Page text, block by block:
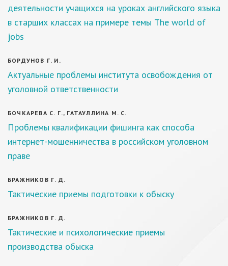
деятельности учащихся на уроках английского языка
в старших классах на примере темы The world of
jobs
БОРДУНОВ Г. И.
Актуальные проблемы института освобождения от
уголовной ответственности
БОЧКАРЕВА С. Г., ГАТАУЛЛИНА М. С.
Проблемы квалификации фишинга как способа
интернет-мошенничества в российском уголовном
праве
БРАЖНИКОВ Г. Д.
Тактические приемы подготовки к обыску
БРАЖНИКОВ Г. Д.
Тактические и психологические приемы
производства обыска